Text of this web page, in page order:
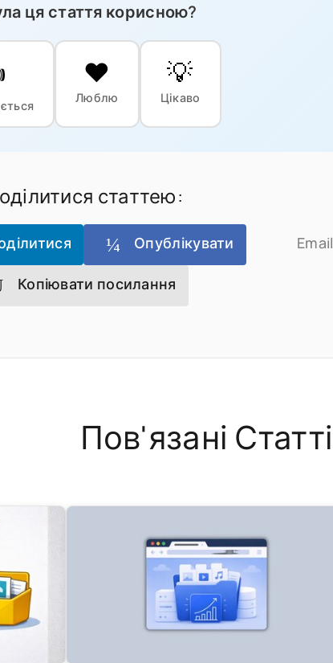
ця стаття корисною?
❤️
Люблю
💡
Цікаво
статтею:
Опублікувати Email
Копіювати посилання
Пов'язані Статті